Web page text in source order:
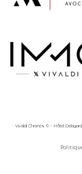
Vivaldi Chronos © - Hôtel